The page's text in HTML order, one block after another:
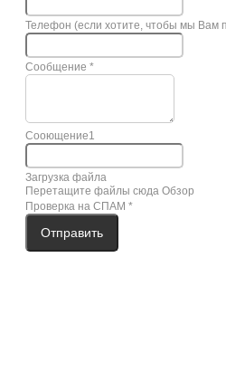
Телефон (если хотите, чтобы мы Вам
Сообщение *
Сооющение1
Загрузка файла
Перетащите файлы сюда Обзор
Проверка на СПАМ *
Отправить